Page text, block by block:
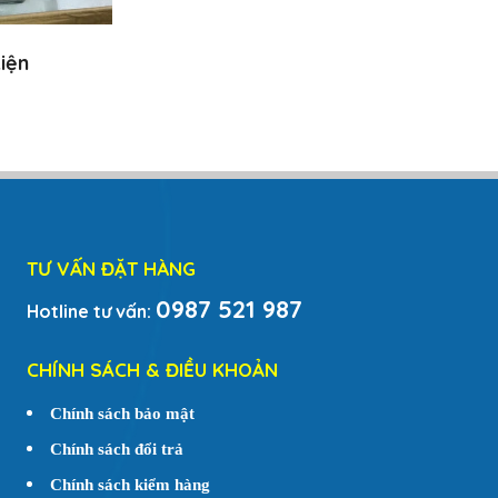
TƯ VẤN ĐẶT HÀNG
Hotline tư vấn: 0987 521 987
CHÍNH SÁCH & ĐIỀU KHOẢN
Chính sách bảo mật
Chính sách đổi trả
Chính sách kiểm hàng